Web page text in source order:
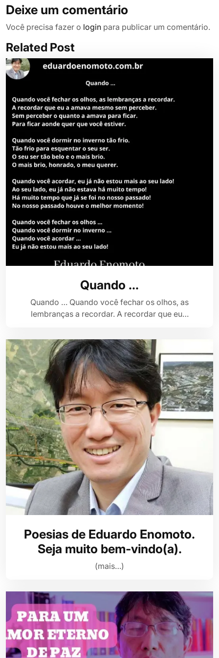
Deixe um comentário
Você precisa fazer o login para publicar um comentário.
Related Post
Quando …
Quando … Quando você fechar os olhos, as
lembranças a recordar. A recordar que eu…
Poesias de Eduardo Enomoto.
Seja muito bem-vindo(a).
(mais…)